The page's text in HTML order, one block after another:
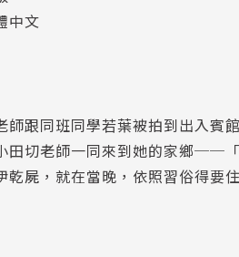
中文
師跟同班同學若葉被拍到出入賓
田切老師一同來到她的家鄉──
乾屍，就在當晚，依照習俗得要